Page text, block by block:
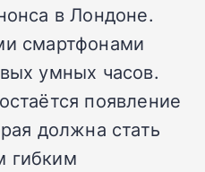
в Лондоне.
смартфонами
умных часов.
появление
должна стать
гибким